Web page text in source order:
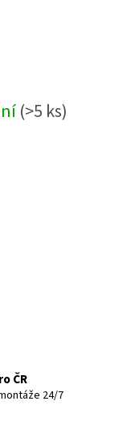
(>5 ks)
ČR
24/7